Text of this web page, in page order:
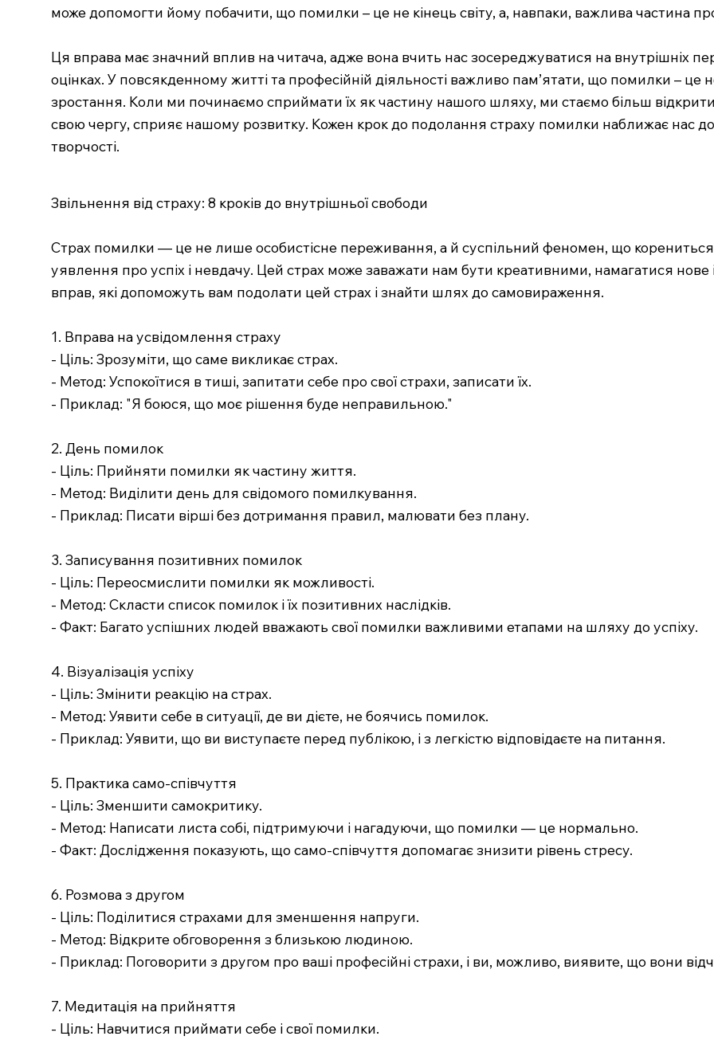
може допомогти йому побачити, що помилки – це не кінець світу, а, навпаки, важлива частина
Ця вправа має значний вплив на читача, адже вона вчить нас зосереджуватися на внутрішніх
оцінках. У повсякденному житті та професійній діяльності важливо пам’ятати, що помилки – це
зростання. Коли ми починаємо сприймати їх як частину нашого шляху, ми стаємо більш
свою чергу, сприяє нашому розвитку. Кожен крок до подолання страху помилки наближає нас
творчості.
Звільнення від страху: 8 кроків до внутрішньої свободи
Страх помилки — це не лише особистісне переживання, а й суспільний феномен, що
уявлення про успіх і невдачу. Цей страх може заважати нам бути креативними, намагатися нове
вправ, які допоможуть вам подолати цей страх і знайти шлях до самовираження.
1. Вправа на усвідомлення страху
- Ціль: Зрозуміти, що саме викликає страх.
- Метод: Успокоїтися в тиші, запитати себе про свої страхи, записати їх.
- Приклад: "Я боюся, що моє рішення буде неправильною."
2. День помилок
- Ціль: Прийняти помилки як частину життя.
- Метод: Виділити день для свідомого помилкування.
- Приклад: Писати вірші без дотримання правил, малювати без плану.
3. Записування позитивних помилок
- Ціль: Переосмислити помилки як можливості.
- Метод: Скласти список помилок і їх позитивних наслідків.
- Факт: Багато успішних людей вважають свої помилки важливими етапами на шляху до успіху.
4. Візуалізація успіху
- Ціль: Змінити реакцію на страх.
- Метод: Уявити себе в ситуації, де ви дієте, не боячись помилок.
- Приклад: Уявити, що ви виступаєте перед публікою, і з легкістю відповідаєте на питання.
5. Практика само-співчуття
- Ціль: Зменшити самокритику.
- Метод: Написати листа собі, підтримуючи і нагадуючи, що помилки — це нормально.
- Факт: Дослідження показують, що само-співчуття допомагає знизити рівень стресу.
6. Розмова з другом
- Ціль: Поділитися страхами для зменшення напруги.
- Метод: Відкрите обговорення з близькою людиною.
- Приклад: Поговорити з другом про ваші професійні страхи, і ви, можливо, виявите, що вони
7. Медитація на прийняття
- Ціль: Навчитися приймати себе і свої помилки.